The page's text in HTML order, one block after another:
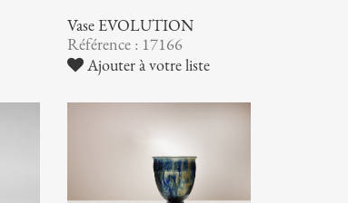
Vase EVOLUTION
Référence : 17166
Ajouter à votre liste